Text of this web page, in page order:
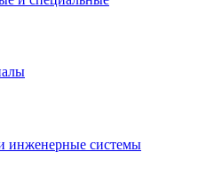
инженерные системы